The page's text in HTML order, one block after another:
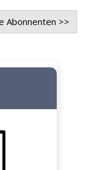
Abonnenten >>